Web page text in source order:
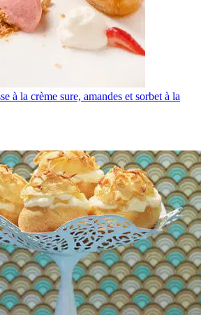
à la crème sure, amandes et sorbet à la